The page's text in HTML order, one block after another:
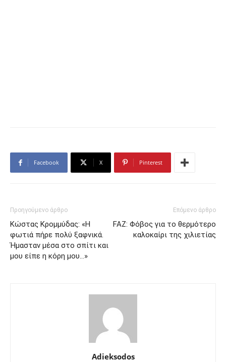
Facebook X Pinterest
Προηγούμενο άρθρο
Κώστας Κρομμύδας: «Η
φωτιά πήρε πολύ ξαφνικά.
Ήμασταν μέσα στο σπίτι και
μου είπε η κόρη μου…»
Επόμενο άρθρο
FAZ: Φόβος για το θερμότερο
καλοκαίρι της χιλιετίας
Adieksodos